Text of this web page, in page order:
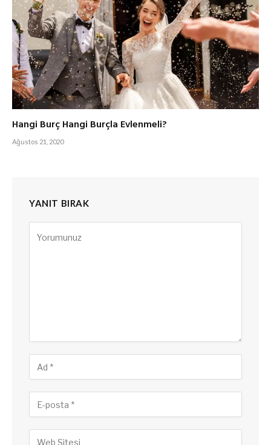
Hangi Burç Hangi Burçla Evlenmeli?
Ağustos 21, 2020
YANIT BIRAK